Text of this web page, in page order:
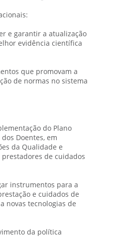
e garantir a atualização
evidência científica
que promovam a
de normas no sistema
do Plano
Doentes, em
da Qualidade e
de cuidados
instrumentos para a
e cuidados de
novas tecnologias de
da política